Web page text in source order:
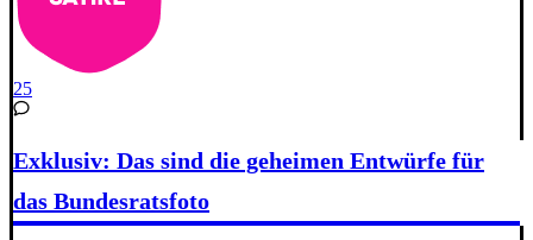
25
Exklusiv: Das sind die geheimen Entwürfe für
das Bundesratsfoto